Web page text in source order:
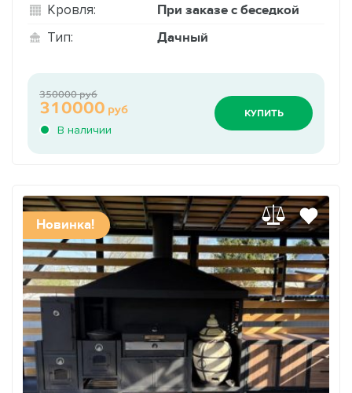
Кровля: При заказе с беседкой
Тип: Дачный
В наличии
310000 руб
350000 руб
КУПИТЬ
Новинка!